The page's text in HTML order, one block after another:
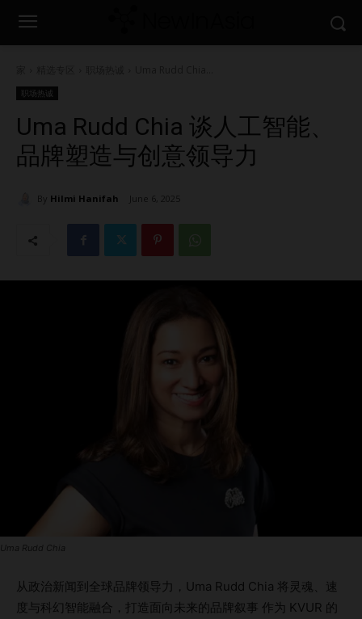
职场热诚
Uma Rudd Chia 谈人工智能、
品牌塑造与创意领导力
By Hilmi Hanifah June 6, 2025
Uma Rudd Chia
从政治新闻到全球品牌领导力，Uma Rudd Chia 将灵魂、速
度与科幻智能融合，打造面向未来的品牌叙事 作为 KVUR 的